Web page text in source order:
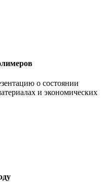
о состоянии
и экономических